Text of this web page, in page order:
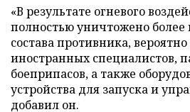
«В результате огневого
полностью уничтожено более
состава противника,
иностранных специалистов,
боеприпасов, а также
устройства для запуска и
добавил он.